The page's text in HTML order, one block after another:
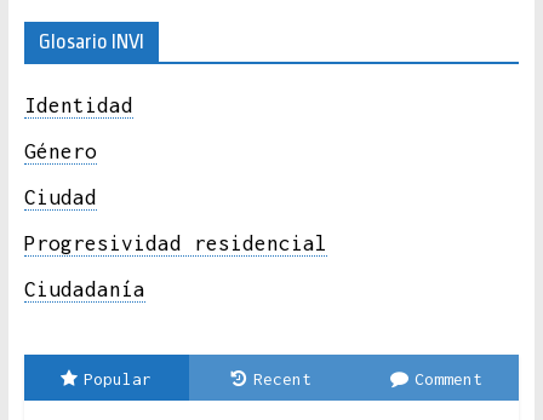
Glosario INVI
Identidad
Género
Ciudad
Progresividad residencial
Ciudadanía
Popular Recent Comment